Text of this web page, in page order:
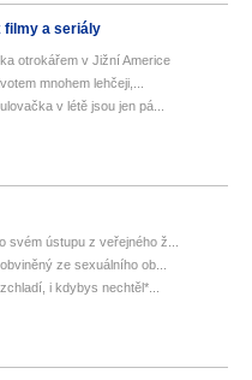
filmy a seriály
otrokářem v Jižní Americe
mnohem lehčeji,...
v létě jsou jen pá...
svém ústupu z veřejného ž...
ze sexuálního ob...
i kdybys nechtěl*...